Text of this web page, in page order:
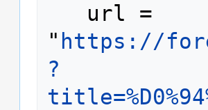
" https://
?